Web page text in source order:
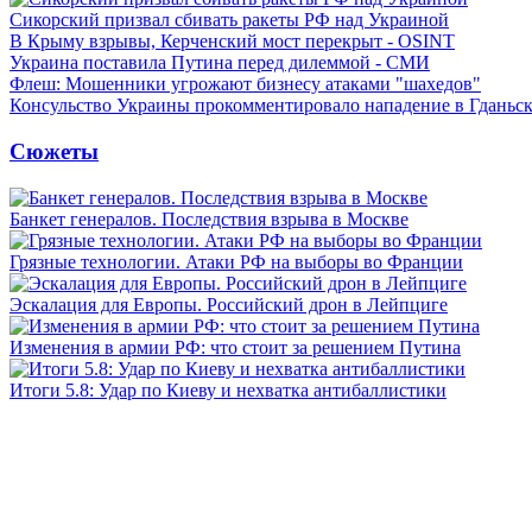
Сикорский призвал сбивать ракеты РФ над Украиной
В Крыму взрывы, Керченский мост перекрыт - OSINT
Украина поставила Путина перед дилеммой - СМИ
Флеш: Мошенники угрожают бизнесу атаками "шахедов"
Консульство Украины прокомментировало нападение в
Сюжеты
Банкет генералов. Последствия взрыва в Москве
Грязные технологии. Атаки РФ на выборы во Франции
Эскалация для Европы. Российский дрон в Лейпциге
Изменения в армии РФ: что стоит за решением Путина
Итоги 5.8: Удар по Киеву и нехватка антибаллистики